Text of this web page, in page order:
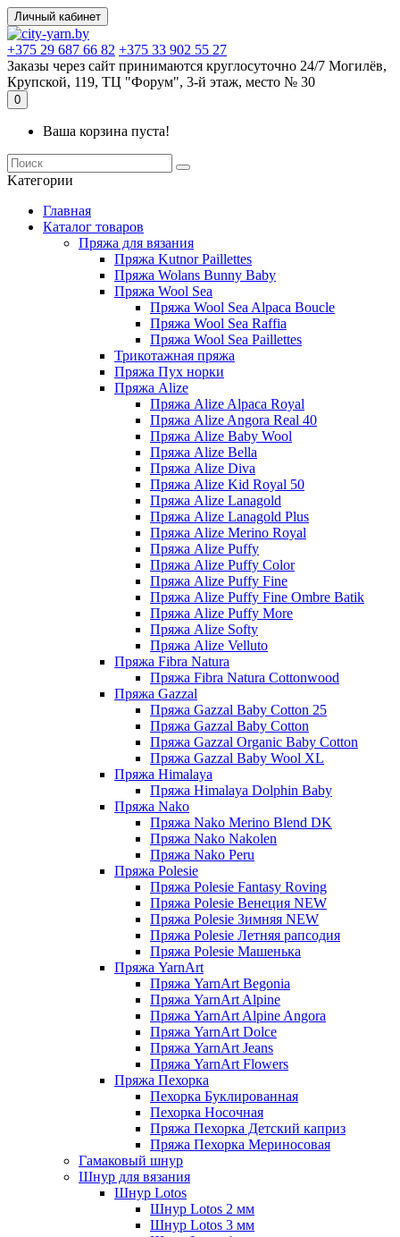
Личный кабинет
+375 29 687 66 82 +375 33 902 55 27
Заказы через сайт принимаются круглосуточно 24/7 Могилёв,
Крупской, 119, ТЦ "Форум", 3-й этаж, место № 30
0
Ваша корзина пуста!
Kатегории
Главная
Каталог товаров
Пряжа для вязания
Пряжа Kutnor Paillettes
Пряжа Wolans Bunny Baby
Пряжа Wool Sea
Пряжа Wool Sea Alpaca Boucle
Пряжа Wool Sea Raffia
Пряжа Wool Sea Paillettes
Трикотажная пряжа
Пряжа Пух норки
Пряжа Alize
Пряжа Alize Alpaca Royal
Пряжа Alize Angora Real 40
Пряжа Alize Baby Wool
Пряжа Alize Bella
Пряжа Alize Diva
Пряжа Alize Kid Royal 50
Пряжа Alize Lanagold
Пряжа Alize Lanagold Plus
Пряжа Alize Merino Royal
Пряжа Alize Puffy
Пряжа Alize Puffy Color
Пряжа Alize Puffy Fine
Пряжа Alize Puffy Fine Ombre Batik
Пряжа Alize Puffy More
Пряжа Alize Softy
Пряжа Alize Velluto
Пряжа Fibra Natura
Пряжа Fibra Natura Cottonwood
Пряжа Gazzal
Пряжа Gazzal Baby Cotton 25
Пряжа Gazzal Baby Cotton
Пряжа Gazzal Organic Baby Cotton
Пряжа Gazzal Baby Wool XL
Пряжа Himalaya
Пряжа Himalaya Dolphin Baby
Пряжа Nako
Пряжа Nako Merino Blend DK
Пряжа Nako Nakolen
Пряжа Nako Peru
Пряжа Polesie
Пряжа Polesie Fantasy Roving
Пряжа Polesie Венеция NEW
Пряжа Polesie Зимняя NEW
Пряжа Polesie Летняя рапсодия
Пряжа Polesie Машенька
Пряжа YarnArt
Пряжа YarnArt Begonia
Пряжа YarnArt Alpine
Пряжа YarnArt Alpine Angora
Пряжа YarnArt Dolce
Пряжа YarnArt Jeans
Пряжа YarnArt Flowers
Пряжа Пехорка
Пехорка Буклированная
Пехорка Носочная
Пряжа Пехорка Детский каприз
Пряжа Пехорка Мериносовая
Гамаковый шнур
Шнур для вязания
Шнур Lotos
Шнур Lotos 2 мм
Шнур Lotos 3 мм